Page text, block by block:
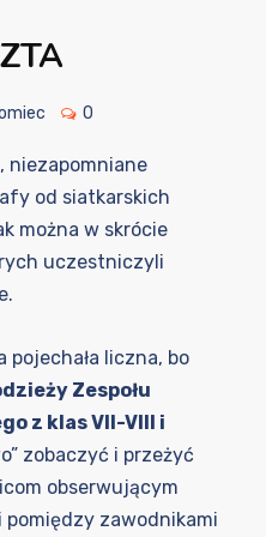
0
niezapomniane
od siatkarskich
można w skrócie
uczestniczyli
pojechała liczna, bo
Zespołu
z klas VII-VIII i
zobaczyć i przeżyć
obserwującym
zawodnikami